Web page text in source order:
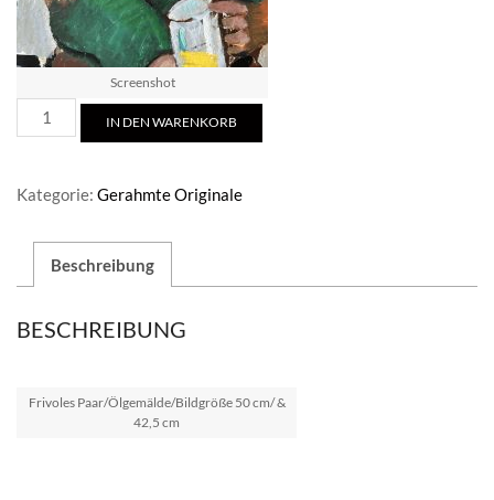
Screenshot
Frivoles
Paar
IN DEN WARENKORB
Kategorie: Gerahmte Originale
Beschreibung
BESCHREIBUNG
Frivoles Paar/Ölgemälde/Bildgröße 50 cm/ &
42,5 cm